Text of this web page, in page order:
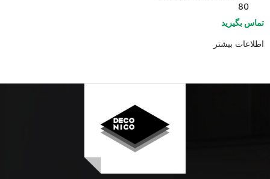
80
تماس بگیرید
اطلاعات بیشتر